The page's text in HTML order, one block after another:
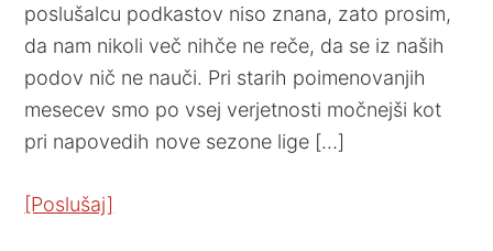
poslušalcu podkastov niso znana, zato prosim,
da nam nikoli več nihče ne reče, da se iz naših
podov nič ne nauči. Pri starih poimenovanjih
mesecev smo po vsej verjetnosti močnejši kot
pri napovedih nove sezone lige […]
[Poslušaj]